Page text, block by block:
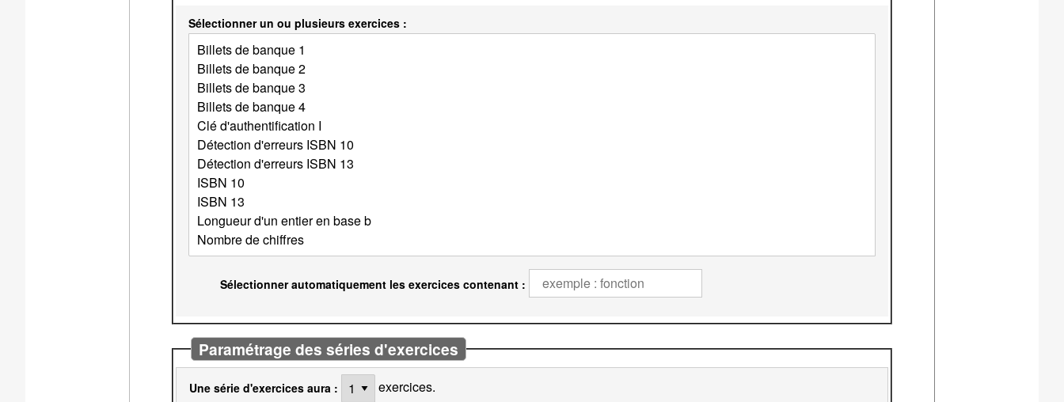
Sélectionner un ou plusieurs exercices :
Sélectionner automatiquement les exercices contenant :
Paramétrage des séries d'exercices
Une série d'exercices aura : exercices.